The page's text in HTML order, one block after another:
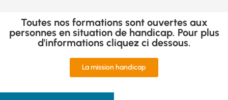
Toutes nos formations sont ouvertes aux
personnes en situation de handicap. Pour plus
d'informations cliquez ci dessous.
La mission handicap